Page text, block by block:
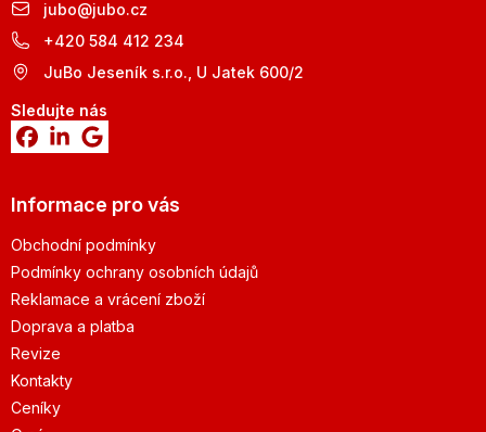
jubo@jubo.cz
+420 584 412 234
JuBo Jeseník s.r.o., U Jatek 600/2
Sledujte nás
Informace pro vás
Obchodní podmínky
Podmínky ochrany osobních údajů
Reklamace a vrácení zboží
Doprava a platba
Revize
Kontakty
Ceníky